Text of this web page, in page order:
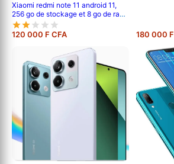
Xiaomi redmi note 11 android 11,
256 go de stockage et 8 go de ram,
écran : 6,6 pouces tft lcd ips,
double caméra arrière de 50 mp + 8
mp, batterie de 5000 mah
120 000 F CFA 180 000